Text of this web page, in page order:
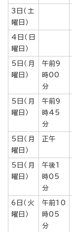
3日（土
曜日）
4日（日
曜日）
5日（月
曜日）
午前9
時00
分
5日（月
曜日）
午前9
時45
分
5日（月
曜日）
正午
5日（月
曜日）
午後1
時05
分
6日（火
曜日）
午前10
時05
分